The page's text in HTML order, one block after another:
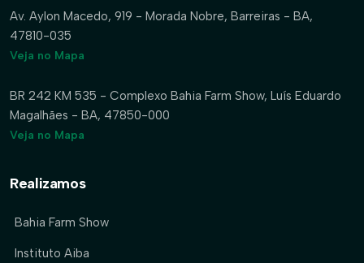
Av. Aylon Macedo, 919 - Morada Nobre, Barreiras - BA,
47810-035
Veja no Mapa
BR 242 KM 535 - Complexo Bahia Farm Show, Luís Eduardo
Magalhães - BA, 47850-000
Veja no Mapa
Realizamos
Bahia Farm Show
Instituto Aiba